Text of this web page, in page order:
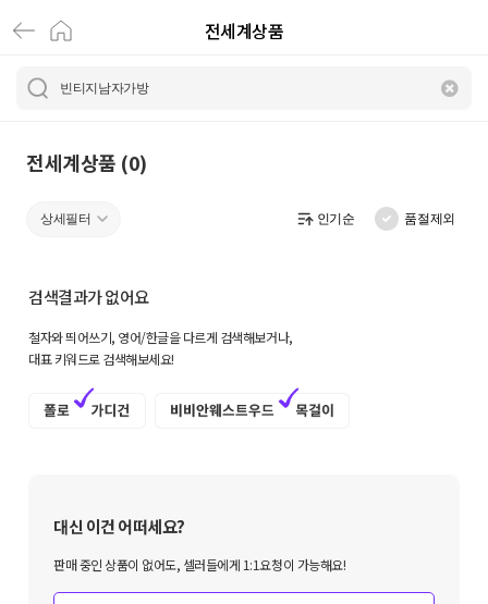
전
세
상
로
켓
전세계상품
전세계상품 (0)
상세필터 인기순 품절제외
검색결과가 없어요
철자와 띄어쓰기, 영어/한글을 다르게 검색해보거나,
대표 키워드로 검색해보세요!
대신 이건 어떠세요?
판매 중인 상품이 없어도, 셀러들에게 1:1요청이 가능해요!